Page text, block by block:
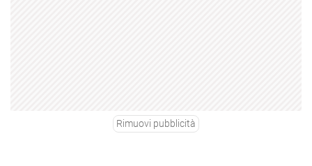
Rimuovi pubblicità